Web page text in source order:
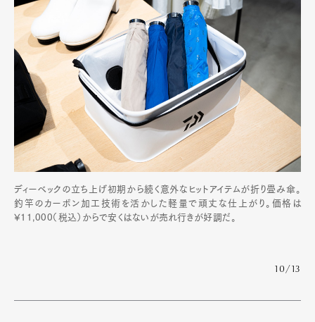
ディーベックの立ち上げ初期から続く意外なヒットアイテムが折り畳み傘。
釣竿のカーボン加工技術を活かした軽量で頑丈な仕上がり。価格は
¥11,000（税込）からで安くはないが売れ行きが好調だ。
10/13